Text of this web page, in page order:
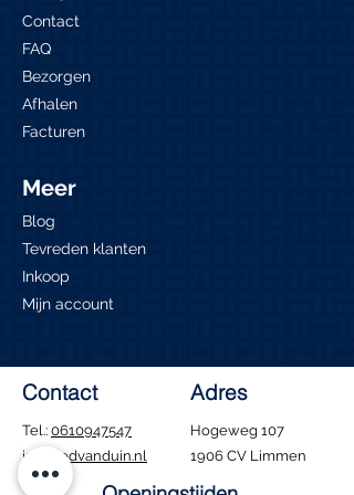
Contact
FAQ
Bezorgen
Afhalen
Facturen
Meer
Blog
Tevreden klanten
Inkoop
Mijn account
Contact
Tel.: 0610947547
info@edvanduin.nl
Adres
Hogeweg 107
1906 CV Limmen